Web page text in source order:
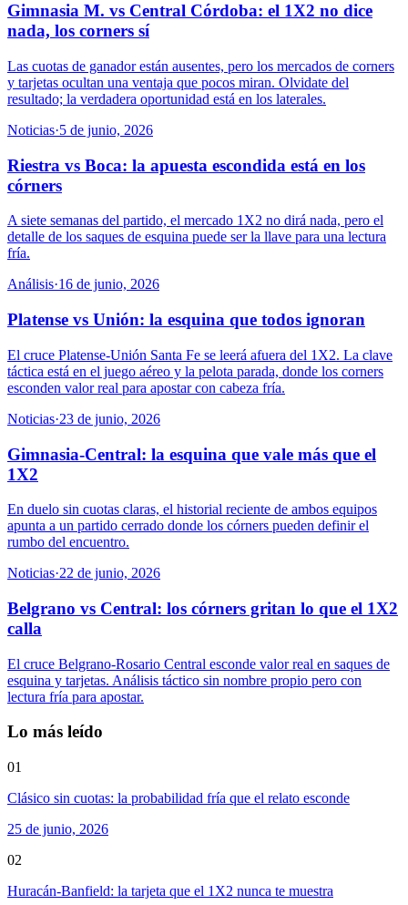
Gimnasia M. vs Central Córdoba: el 1X2 no dice
nada, los corners sí
Las cuotas de ganador están ausentes, pero los mercados de corners
y tarjetas ocultan una ventaja que pocos miran. Olvidate del
resultado; la verdadera oportunidad está en los laterales.
Noticias·5 de junio, 2026
Riestra vs Boca: la apuesta escondida está en los
córners
A siete semanas del partido, el mercado 1X2 no dirá nada, pero el
detalle de los saques de esquina puede ser la llave para una lectura
fría.
Análisis·16 de junio, 2026
Platense vs Unión: la esquina que todos ignoran
El cruce Platense-Unión Santa Fe se leerá afuera del 1X2. La clave
táctica está en el juego aéreo y la pelota parada, donde los corners
esconden valor real para apostar con cabeza fría.
Noticias·23 de junio, 2026
Gimnasia-Central: la esquina que vale más que el
1X2
En duelo sin cuotas claras, el historial reciente de ambos equipos
apunta a un partido cerrado donde los córners pueden definir el
rumbo del encuentro.
Noticias·22 de junio, 2026
Belgrano vs Central: los córners gritan lo que el 1X2
calla
El cruce Belgrano-Rosario Central esconde valor real en saques de
esquina y tarjetas. Análisis táctico sin nombre propio pero con
lectura fría para apostar.
Lo más leído
01
Clásico sin cuotas: la probabilidad fría que el relato esconde
25 de junio, 2026
02
Huracán-Banfield: la tarjeta que el 1X2 nunca te muestra